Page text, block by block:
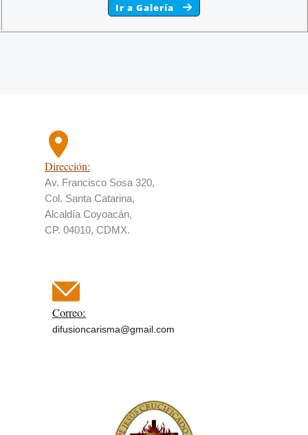
Ir a Galería
Dirección:
Av. Francisco Sosa 320,
Col. Santa Catarina,
Alcaldía Coyoacán,
CP. 04010, CDMX.
Correo:
difusioncarisma@gmail.com